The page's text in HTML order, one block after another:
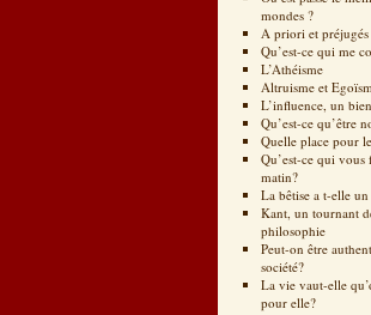
mondes ?
A priori et préjugés
Qu’est-ce qui me
L’Athéisme
Altruisme et
L’influence, un
Qu’est-ce qu’être
Quelle place pour
Qu’est-ce qui
matin?
La bêtise a t-elle
Kant, un tournant
philosophie
Peut-on être
société?
La vie vaut-elle
pour elle?